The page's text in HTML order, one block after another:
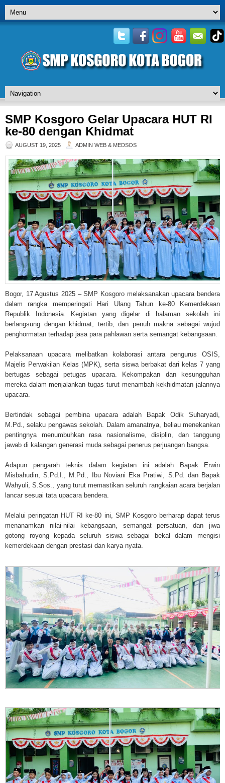
SMP Kosgoro Gelar Upacara HUT RI
ke-80 dengan Khidmat
AUGUST 19, 2025 ADMIN WEB & MEDSOS
Bogor, 17 Agustus 2025 – SMP Kosgoro melaksanakan upacara bendera
dalam rangka memperingati Hari Ulang Tahun ke-80 Kemerdekaan
Republik Indonesia. Kegiatan yang digelar di halaman sekolah ini
berlangsung dengan khidmat, tertib, dan penuh makna sebagai wujud
penghormatan terhadap jasa para pahlawan serta semangat kebangsaan.
Pelaksanaan upacara melibatkan kolaborasi antara pengurus OSIS,
Majelis Perwakilan Kelas (MPK), serta siswa berbakat dari kelas 7 yang
bertugas sebagai petugas upacara. Kekompakan dan kesungguhan
mereka dalam menjalankan tugas turut menambah kekhidmatan jalannya
upacara.
Bertindak sebagai pembina upacara adalah Bapak Odik Suharyadi,
M.Pd., selaku pengawas sekolah. Dalam amanatnya, beliau menekankan
pentingnya menumbuhkan rasa nasionalisme, disiplin, dan tanggung
jawab di kalangan generasi muda sebagai penerus perjuangan bangsa.
Adapun pengarah teknis dalam kegiatan ini adalah Bapak Erwin
Misbahudin, S.Pd.I., M.Pd., Ibu Noviani Eka Pratiwi, S.Pd. dan Bapak
Wahyuli, S.Sos., yang turut memastikan seluruh rangkaian acara berjalan
lancar sesuai tata upacara bendera.
Melalui peringatan HUT RI ke-80 ini, SMP Kosgoro berharap dapat terus
menanamkan nilai-nilai kebangsaan, semangat persatuan, dan jiwa
gotong royong kepada seluruh siswa sebagai bekal dalam mengisi
kemerdekaan dengan prestasi dan karya nyata.